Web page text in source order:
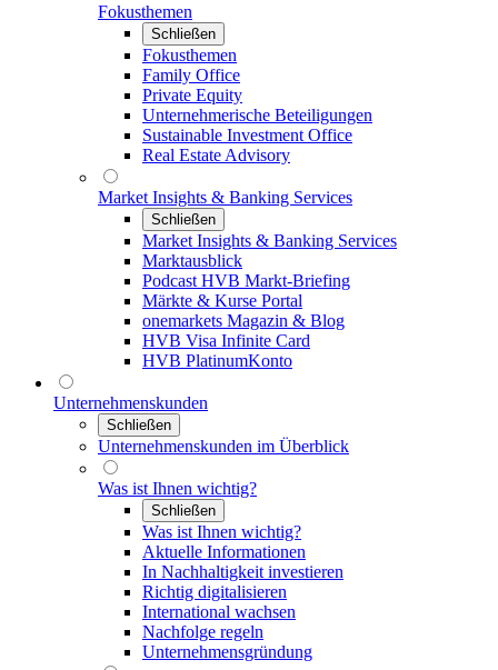
Fokusthemen
Schließen
Fokusthemen
Family Office
Private Equity
Unternehmerische Beteiligungen
Sustainable Investment Office
Real Estate Advisory
Market Insights & Banking Services
Schließen
Market Insights & Banking Services
Marktausblick
Podcast HVB Markt-Briefing
Märkte & Kurse Portal
onemarkets Magazin & Blog
HVB Visa Infinite Card
HVB PlatinumKonto
Unternehmenskunden
Schließen
Unternehmenskunden im Überblick
Was ist Ihnen wichtig?
Schließen
Was ist Ihnen wichtig?
Aktuelle Informationen
In Nachhaltigkeit investieren
Richtig digitalisieren
International wachsen
Nachfolge regeln
Unternehmensgründung